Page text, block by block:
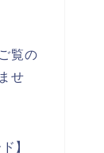
覧の
せ
】